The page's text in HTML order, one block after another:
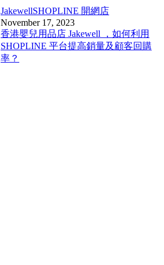
JakewellSHOPLINE 開網店
November 17, 2023
香港嬰兒用品店 Jakewell ，如何利用
SHOPLINE 平台提高銷量及顧客回購
率？